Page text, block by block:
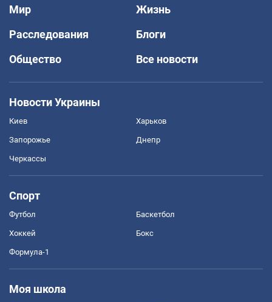
Мир
Жизнь
Расследования
Блоги
Общество
Все новости
Новости Украины
Киев Харьков
Запорожье Днепр
Черкассы
Спорт
Футбол Баскетбол
Хоккей Бокс
Формула-1
Моя школа